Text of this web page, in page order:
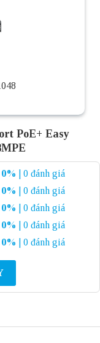
PoE+ Easy
0%
| 0 đánh giá
0%
| 0 đánh giá
0%
| 0 đánh giá
0%
| 0 đánh giá
0% | 0 đánh giá